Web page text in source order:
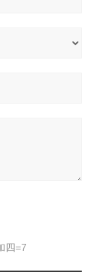
四=7